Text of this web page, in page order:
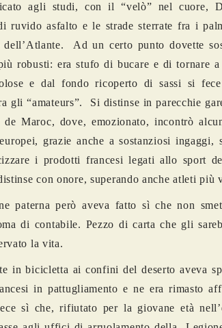
agli studi, con il “velò” nel cuore,
ruvido asfalto e le strade sterrate fra i
dell’Atlante. Ad un certo punto dovette
robusti: era stufo di bucare e di tornare a
e dal fondo ricoperto di sassi si
gli “amateurs”. Si distinse in parecchie
de Maroc, dove, emozionato, incontrò
grazie anche a sostanziosi ingaggi,
i prodotti francesi legati allo sport
con onore, superando anche atleti più
paterna però aveva fatto sì che non
di contabile. Pezzo di carta che gli
la vita.
in bicicletta ai confini del deserto aveva
in pattugliamento e ne era rimasto
sì che, rifiutato per la giovane età